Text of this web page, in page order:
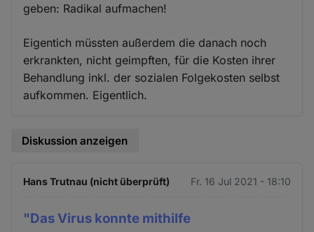
geben: Radikal aufmachen!
Eigentich müssten außerdem die danach noch
erkrankten, nicht geimpften, für die Kosten ihrer
Behandlung inkl. der sozialen Folgekosten selbst
aufkommen. Eigentlich.
Diskussion anzeigen
Hans Trutnau (nicht überprüft) Fr. 16 Jul 2021 - 18:10
"Das Virus konnte mithilfe